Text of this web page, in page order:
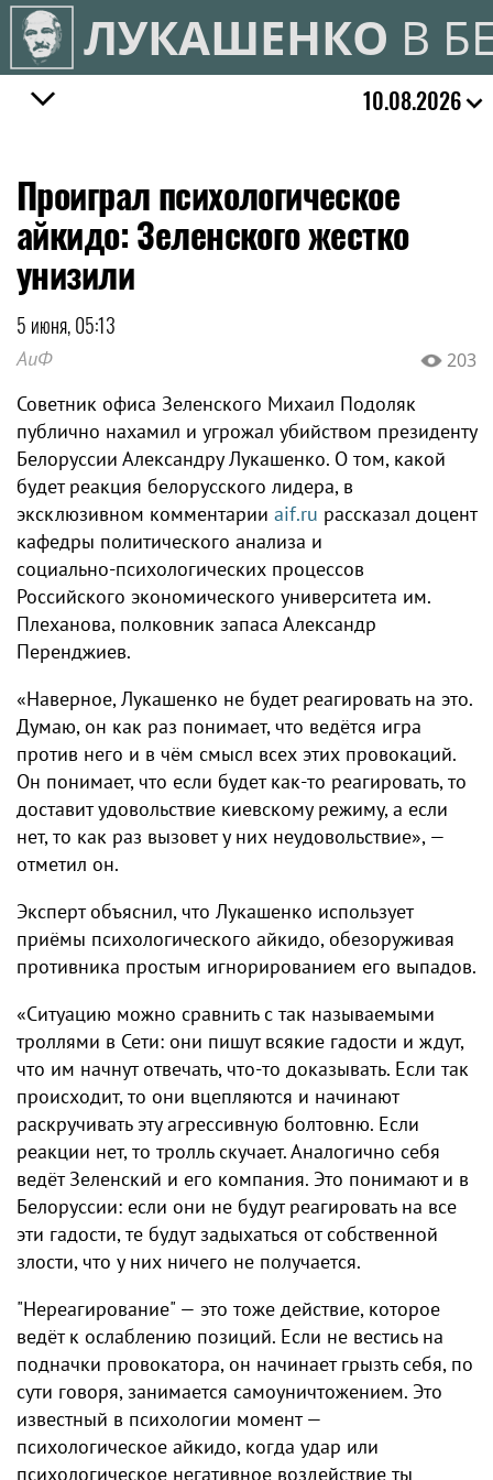
ЛУКАШЕНКО В
10.08.2026
Проиграл психологическое
айкидо: Зеленского жестко
унизили
5 июня, 05:13
АиФ 203
Советник офиса Зеленского Михаил Подоляк
публично нахамил и угрожал убийством президенту
Белоруссии Александру Лукашенко. О том, какой
будет реакция белорусского лидера, в
эксклюзивном комментарии aif.ru рассказал доцент
кафедры политического анализа и
социально‑психологических процессов
Российского экономического университета им.
Плеханова, полковник запаса Александр
Перенджиев.
«Наверное, Лукашенко не будет реагировать на это.
Думаю, он как раз понимает, что ведётся игра
против него и в чём смысл всех этих провокаций.
Он понимает, что если будет как‑то реагировать, то
доставит удовольствие киевскому режиму, а если
нет, то как раз вызовет у них неудовольствие», —
отметил он.
Эксперт объяснил, что Лукашенко использует
приёмы психологического айкидо, обезоруживая
противника простым игнорированием его выпадов.
«Ситуацию можно сравнить с так называемыми
троллями в Сети: они пишут всякие гадости и ждут,
что им начнут отвечать, что‑то доказывать. Если так
происходит, то они вцепляются и начинают
раскручивать эту агрессивную болтовню. Если
реакции нет, то тролль скучает. Аналогично себя
ведёт Зеленский и его компания. Это понимают и в
Белоруссии: если они не будут реагировать на все
эти гадости, те будут задыхаться от собственной
злости, что у них ничего не получается.
"Нереагирование" — это тоже действие, которое
ведёт к ослаблению позиций. Если не вестись на
подначки провокатора, он начинает грызть себя, по
сути говоря, занимается самоуничтожением. Это
известный в психологии момент —
психологическое айкидо, когда удар или
психологическое негативное воздействие ты